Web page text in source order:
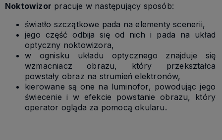
Noktowizor pracuje w następujący sposób:
światło szczątkowe pada na elementy scenerii,
jego część odbija się od nich i pada na układ
optyczny noktowizora,
w ognisku układu optycznego znajduje się
wzmacniacz obrazu, który przekształca
powstały obraz na strumień elektronów,
kierowane są one na luminofor, powodując jego
świecenie i w efekcie powstanie obrazu, który
operator ogląda za pomocą okularu.